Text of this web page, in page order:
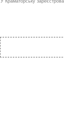
У Краматорську